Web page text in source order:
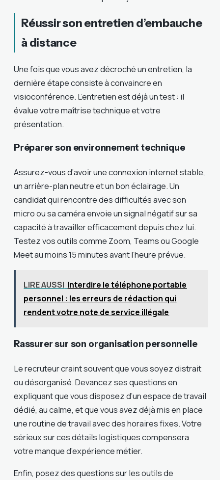
Réussir son entretien d’embauche
à distance
Une fois que vous avez décroché un entretien, la
dernière étape consiste à convaincre en
visioconférence. L’entretien est déjà un test : il
évalue votre maîtrise technique et votre
présentation.
Préparer son environnement technique
Assurez-vous d’avoir une connexion internet stable,
un arrière-plan neutre et un bon éclairage. Un
candidat qui rencontre des difficultés avec son
micro ou sa caméra envoie un signal négatif sur sa
capacité à travailler efficacement depuis chez lui.
Testez vos outils comme Zoom, Teams ou Google
Meet au moins 15 minutes avant l’heure prévue.
LIRE AUSSI Interdire le téléphone portable
personnel : les erreurs de rédaction qui
rendent votre note de service illégale
Rassurer sur son organisation personnelle
Le recruteur craint souvent que vous soyez distrait
ou désorganisé. Devancez ses questions en
expliquant que vous disposez d’un espace de travail
dédié, au calme, et que vous avez déjà mis en place
une routine de travail avec des horaires fixes. Votre
sérieux sur ces détails logistiques compensera
votre manque d’expérience métier.
Enfin, posez des questions sur les outils de